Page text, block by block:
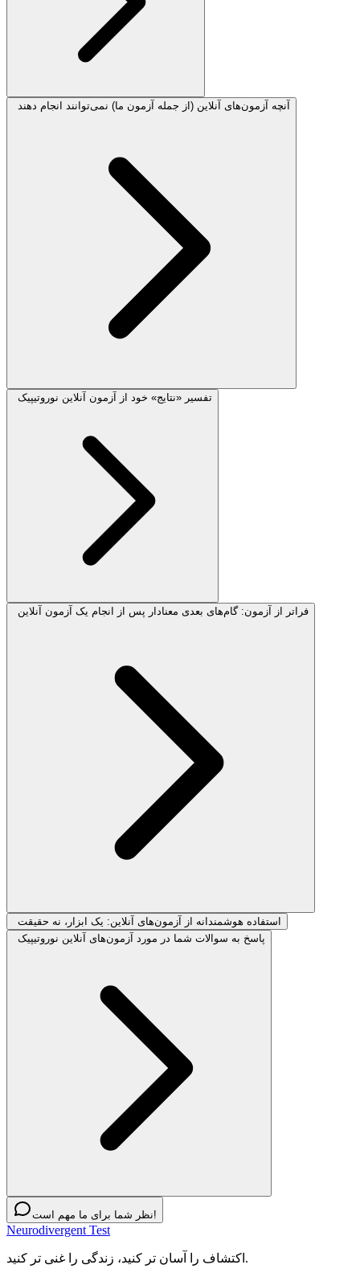
آنچه آزمون‌های آنلاین (از جمله آزمون ما) نمی‌توانند انجام دهند
تفسیر «نتایج» خود از آزمون آنلاین نوروتیپیک
فراتر از آزمون: گام‌های بعدی معنادار پس از انجام یک آزمون آنلاین
استفاده هوشمندانه از آزمون‌های آنلاین: یک ابزار، نه حقیقت
پاسخ به سوالات شما در مورد آزمون‌های آنلاین نوروتیپیک
نظر شما برای ما مهم است!
Neurodivergent Test
اکتشاف را آسان تر کنید، زندگی را غنی تر کنید.